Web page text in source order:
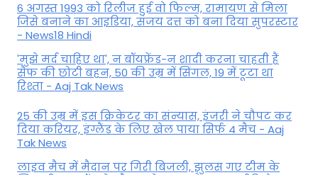
6 अगस्त 1993 को रिलीज हुई वो फिल्म, रामायण से मिला
जिसे बनाने का आइडिया, संजय दत्त को बना दिया सुपरस्टार
- News18 Hindi
'मुझे मर्द चाहिए था', न बॉयफ्रेंड-न शादी करना चाहती हैं
सैफ की छोटी बहन, 50 की उम्र में सिंगल, 19 में टूटा था
रिश्ता - Aaj Tak News
25 की उम्र में इस क्रिकेटर का संन्यास, इंजरी ने चौपट कर
दिया करियर, इंग्लैंड के लिए खेल पाया सिर्फ 4 मैच - Aaj
Tak News
लाइव मैच में मैदान पर गिरी बिजली, झुलस गए टीम के